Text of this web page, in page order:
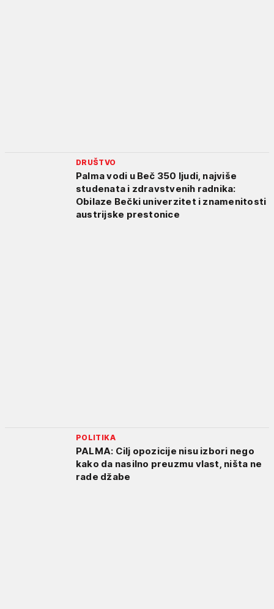
DRUŠTVO
Palma vodi u Beč 350 ljudi, najviše
studenata i zdravstvenih radnika:
Obilaze Bečki univerzitet i znamenitosti
austrijske prestonice
POLITIKA
PALMA: Cilj opozicije nisu izbori nego
kako da nasilno preuzmu vlast, ništa ne
rade džabe